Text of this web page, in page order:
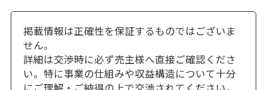
掲載情報は正確性を保証するものではございま
せん。
詳細は交渉時に必ず売主様へ直接ご確認くださ
い。特に事業の仕組みや収益構造について十分